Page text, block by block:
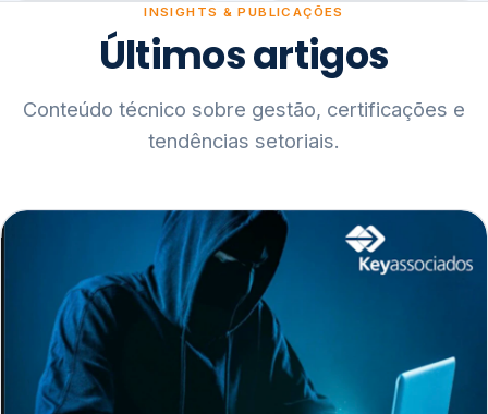
INSIGHTS & PUBLICAÇÕES
Últimos artigos
Conteúdo técnico sobre gestão, certificações e
tendências setoriais.